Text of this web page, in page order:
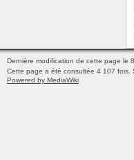
Dernière modification de cette page le
Cette page a été consultée 4 107 fois.
Powered by MediaWiki